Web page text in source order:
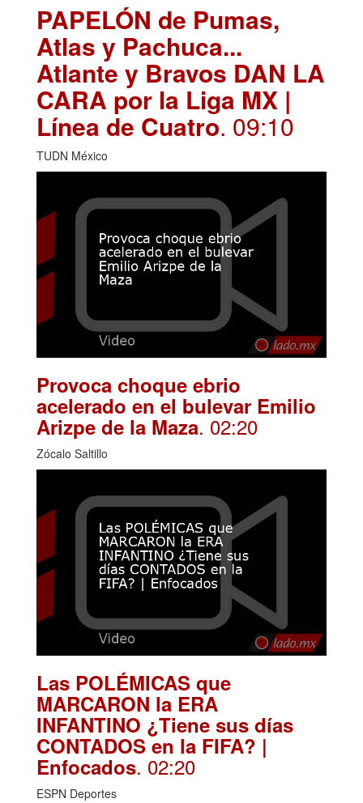
PAPELÓN de Pumas,
Atlas y Pachuca...
Atlante y Bravos DAN LA
CARA por la Liga MX |
Línea de Cuatro. 09:10
TUDN México
Provoca choque ebrio
acelerado en el bulevar Emilio
Arizpe de la Maza. 02:20
Zócalo Saltillo
Las POLÉMICAS que
MARCARON la ERA
INFANTINO ¿Tiene sus días
CONTADOS en la FIFA? |
Enfocados. 02:20
ESPN Deportes